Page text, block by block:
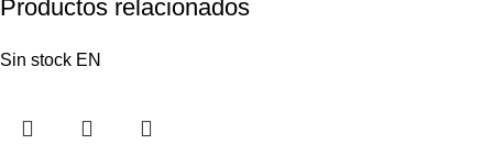
Productos relacionados
Sin stock EN